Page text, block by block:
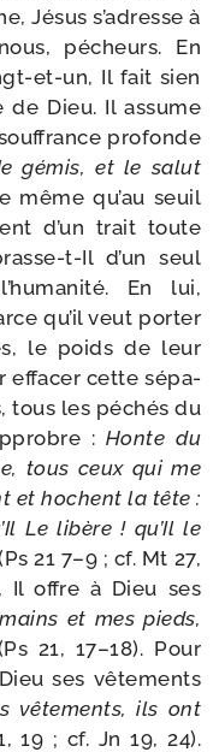
Jésus s’adresse à
pécheurs. En
​et-​un, Il fait sien
de Dieu. Il assume
pro­fonde
gémis, et le salut
même qu’au seuil
d’un trait toute
​t-​Il d’un seul
En lui,
qu’il veut por­ter
le poids de leur
effa­cer cette sépa­
tous les péchés du
: Honte du
tous ceux qui me
et hochent la tête :
Le libère ! qu’Il le
21 7–9 ; cf. Mt 27,
Il offre à Dieu ses
et mes pieds,
21, 17–18). Pour
ses vête­ments
vête­ments, ils ont
19 ; cf. Jn 19, 24).